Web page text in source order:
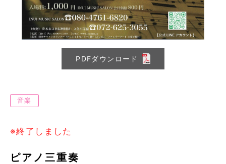
PDFダウンロード
音楽
※終了しました
ピアノ三重奏